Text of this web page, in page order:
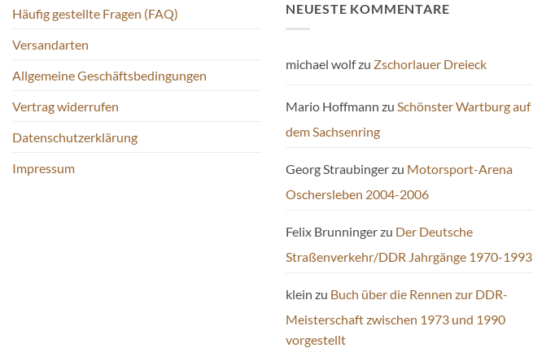
Optionen
auf
der
gewählt
Optionen
der
gewählt
werden
Häufig gestellte Fragen (FAQ)
Versandarten
Allgemeine Geschäftsbedingungen
Vertrag widerrufen
Datenschutzerklärung
Impressum
NEUESTE KOMMENTARE
michael wolfzu Zschorlauer Dreieck
Mario Hoffmann zu Schönster Wartburg auf
dem Sachsenring
Georg Straubingerzu Motorsport-Arena
Oschersleben 2004-2006
Felix Brunningerzu Der Deutsche
Straßenverkehr/DDR Jahrgänge 1970-1993
klein zu Buch über die Rennen zur DDR-
Meisterschaft zwischen 1973 und 1990
vorgestellt